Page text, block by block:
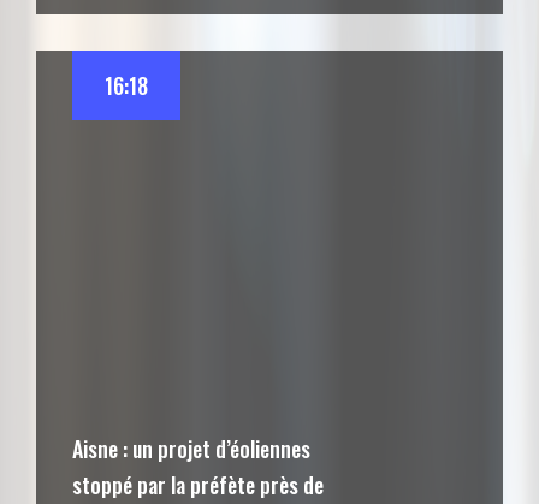
Aisne : un projet d’éoliennes
stoppé par la préfète près de
16:18